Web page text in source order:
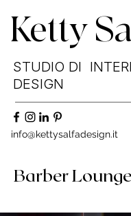
Ketty
STUDIO DI
DESIGN
info@kettysalfadesign.it
Barber Lounge